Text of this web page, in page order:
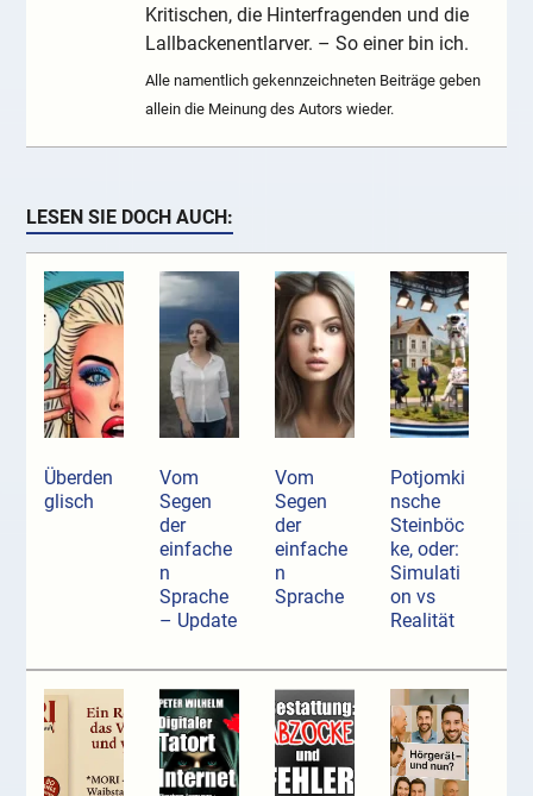
Kritischen, die Hinterfragenden und die
Lallbackenentlarver. – So einer bin ich.
Alle namentlich gekennzeichneten Beiträge geben
allein die Meinung des Autors wieder.
LESEN SIE DOCH AUCH:
Überden
glisch
Vom
Segen
der
einfache
n
Sprache
– Update
Vom
Segen
der
einfache
n
Sprache
Potjomki
nsche
Steinböc
ke, oder:
Simulati
on vs
Realität